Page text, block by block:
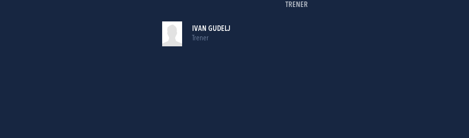
TRENER
IVAN GUDELJ
Trener